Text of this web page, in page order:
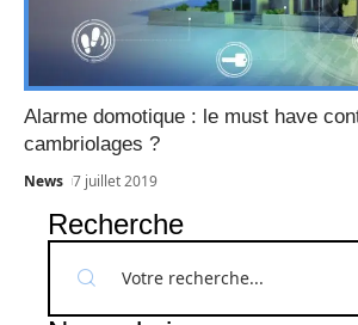
Alarme domotique : le must have
cambriolages ?
News 7 juillet 2019
Recherche